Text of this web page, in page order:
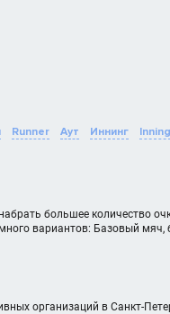
Runner Аут Иннинг Inning
большее количество
вариантов: Базовый мяч,
организаций в Санкт-